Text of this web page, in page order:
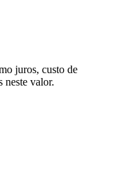
juros, custo de
neste valor.